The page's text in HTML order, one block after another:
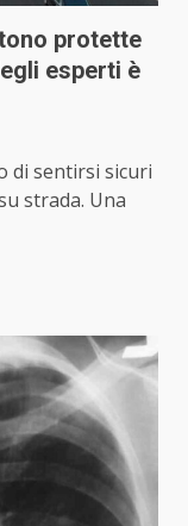
protette
esperti è
di sentirsi sicuri
strada. Una